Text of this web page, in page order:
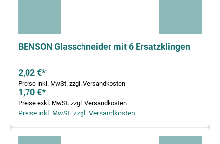
BENSON Glasschneider mit 6 Ersatzklingen
2,02 €*
Preise inkl. MwSt. zzgl. Versandkosten
1,70 €*
Preise exkl. MwSt. zzgl. Versandkosten
Preise inkl. MwSt. zzgl. Versandkosten